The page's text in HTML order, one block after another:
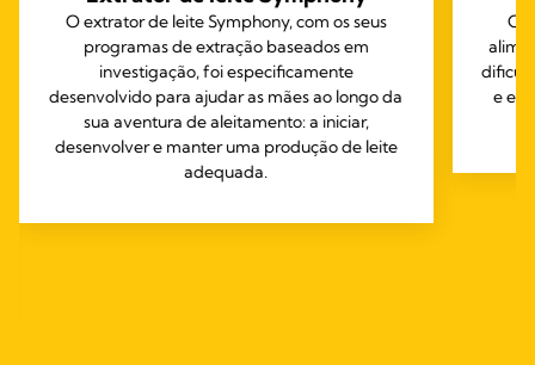
O extrator de leite Symphony, com os seus
programas de extração baseados em
investigação, foi especificamente
desenvolvido para ajudar as mães ao longo da
sua aventura de aleitamento: a iniciar,
desenvolver e manter uma produção de leite
adequada.
O
e